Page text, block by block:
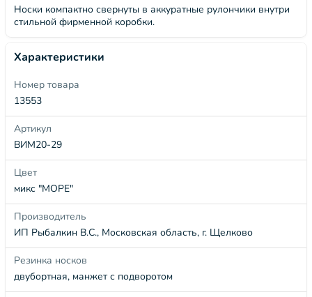
Носки компактно свернуты в аккуратные рулончики внутри
стильной фирменной коробки.
Характеристики
Номер товара
13553
Артикул
ВИМ20-29
Цвет
микс "МОРЕ"
Производитель
ИП Рыбалкин В.С., Московская область, г. Щелково
Резинка носков
двубортная, манжет с подворотом